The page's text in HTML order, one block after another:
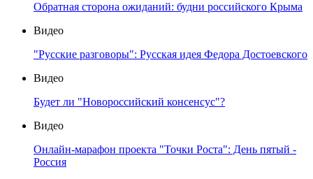
Обратная сторона ожиданий: будни российского Крыма
Видео
"Русские разговоры": Русская идея Федора Достоевского
Видео
Будет ли "Новороссийский консенсус"?
Видео
Онлайн-марафон проекта "Точки Роста": День пятый -
Россия